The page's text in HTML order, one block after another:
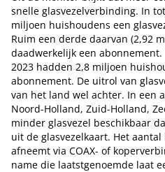
snelle glasvezelverbinding. In
miljoen huishoudens een
Ruim een derde daarvan (2,92
daadwerkelijk een
2023 hadden 2,8 miljoen
abonnement. De uitrol van
van het land wel achter. In een
Noord-Holland, Zuid-Holland,
minder glasvezel beschikbaar
uit de glasvezelkaart. Het
afneemt via COAX- of
name die laatstgenoemde laat